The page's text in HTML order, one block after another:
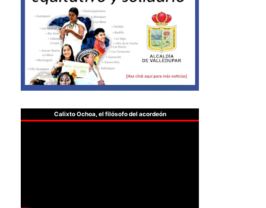
Calixto Ochoa, el filósofo del acordeón